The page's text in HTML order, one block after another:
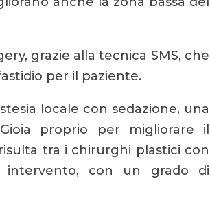
grazie alla tecnica SMS, che
per il paziente.
locale con sedazione, una
proprio per migliorare il
tra i chirurghi plastici con
intervento, con un grado di